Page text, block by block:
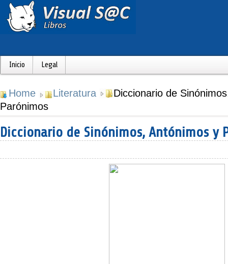
Inicio Legal
Home Literatura
Diccionario de
Parónimos
Diccionario de Sinónimos, Antónimos y